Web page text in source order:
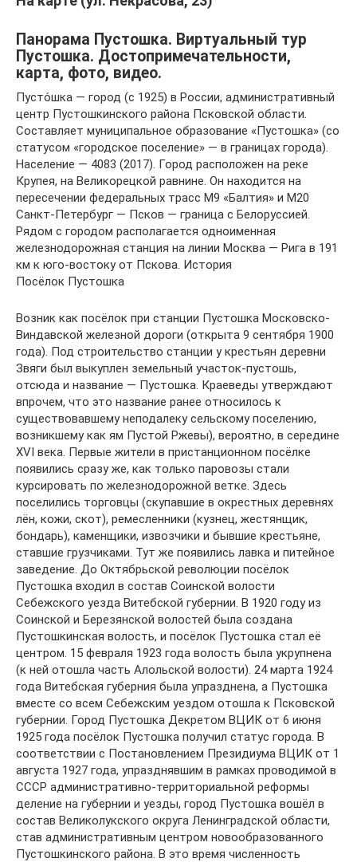
Панорама Пустошка. Виртуальный тур
Пустошка. Достопримечательности,
карта, фото, видео.
Пусто́шка — город (с 1925) в России, административный
центр Пустошкинского района Псковской области.
Составляет муниципальное образование «Пустошка» (со
статусом «городское поселение» — в границах города).
Население — 4083 (2017). Город расположен на реке
Крупея, на Великорецкой равнине. Он находится на
пересечении федеральных трасс М9 «Балтия» и М20
Санкт-Петербург — Псков — граница с Белоруссией.
Рядом с городом располагается одноименная
железнодорожная станция на линии Москва — Рига в 191
км к юго-востоку от Пскова. История
Посёлок Пустошка
Возник как посёлок при станции Пустошка Московско-
Виндавской железной дороги (открыта 9 сентября 1900
года). Под строительство станции у крестьян деревни
Звяги был выкуплен земельный участок-пустошь,
отсюда и название — Пустошка. Краеведы утверждают
впрочем, что это название ранее относилось к
существовавшему неподалеку сельскому поселению,
возникшему как ям Пустой Ржевы), вероятно, в середине
XVI века. Первые жители в пристанционном посёлке
появились сразу же, как только паровозы стали
курсировать по железнодорожной ветке. Здесь
поселились торговцы (скупавшие в окрестных деревнях
лён, кожи, скот), ремесленники (кузнец, жестянщик,
бондарь), каменщики, извозчики и бывшие крестьяне,
ставшие грузчиками. Тут же появились лавка и питейное
заведение. До Октябрьской революции посёлок
Пустошка входил в состав Соинской волости
Себежского уезда Витебской губернии. В 1920 году из
Соинской и Березянской волостей была создана
Пустошкинская волость, и посёлок Пустошка стал её
центром. 15 февраля 1923 года волость была укрупнена
(к ней отошла часть Алольской волости). 24 марта 1924
года Витебская губерния была упразднена, а Пустошка
вместе со всем Себежским уездом отошла к Псковской
губернии. Город Пустошка Декретом ВЦИК от 6 июня
1925 года посёлок Пустошка получил статус города. В
соответствии с Постановлением Президиума ВЦИК от 1
августа 1927 года, упразднявшим в рамках проводимой в
СССР административно-территориальной реформы
деление на губернии и уезды, город Пустошка вошёл в
состав Великолукского округа Ленинградской области,
став административным центром новообразованного
Пустошкинского района. В это время численность